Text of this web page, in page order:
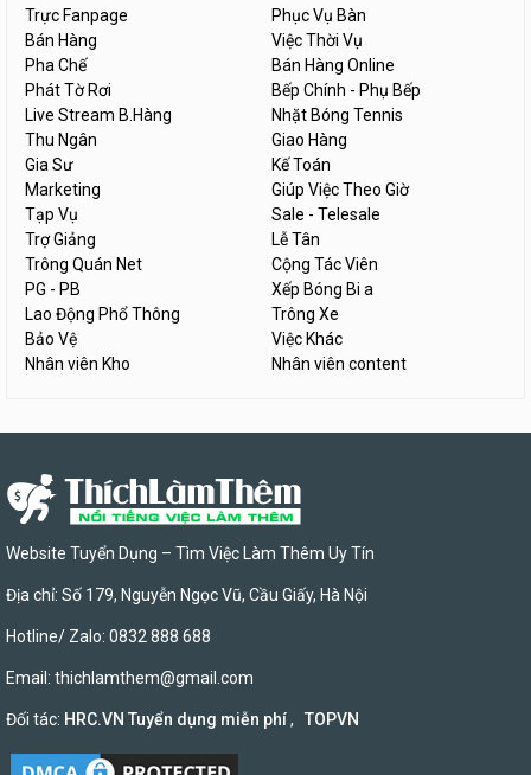
Trực Fanpage
Phục Vụ Bàn
Bán Hàng
Việc Thời Vụ
Pha Chế
Bán Hàng Online
Phát Tờ Rơi
Bếp Chính - Phụ Bếp
Live Stream B.Hàng
Nhặt Bóng Tennis
Thu Ngân
Giao Hàng
Gia Sư
Kế Toán
Marketing
Giúp Việc Theo Giờ
Tạp Vụ
Sale - Telesale
Trợ Giảng
Lễ Tân
Trông Quán Net
Cộng Tác Viên
PG - PB
Xếp Bóng Bi a
Lao Động Phổ Thông
Trông Xe
Bảo Vệ
Việc Khác
Nhân viên Kho
Nhân viên content
Website Tuyển Dụng – Tìm Việc Làm Thêm Uy Tín
Địa chỉ: Số 179, Nguyễn Ngọc Vũ, Cầu Giấy, Hà Nội
Hotline/ Zalo: 0832 888 688
Email: thichlamthem@gmail.com
Đối tác: HRC.VN Tuyển dụng miễn phí, TOPVN